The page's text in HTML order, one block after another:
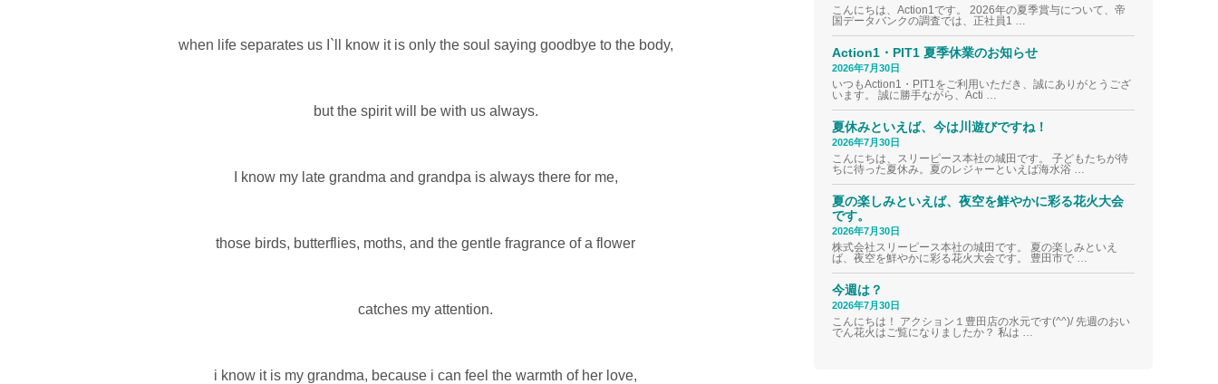
when life separates us I`ll know it is only the soul saying goodbye to the body,
but the spirit will be with us always.
I know my late grandma and grandpa is always there for me,
those birds, butterflies, moths, and the gentle fragrance of a flower
catches my attention.
i know it is my grandma, because i can feel the warmth of her love,
こんにちは、Action1です。 2026年の夏季賞与について、帝
国データバンクの調査では、正社員1 …
Action1・PIT1 夏季休業のお知らせ
2026年7月30日
いつもAction1・PIT1をご利用いただき、誠にありがとうござ
います。 誠に勝手ながら、Acti …
夏休みといえば、今は川遊びですね！
2026年7月30日
こんにちは、スリーピース本社の城田です。 子どもたちが待
ちに待った夏休み。夏のレジャーといえば海水浴 …
夏の楽しみといえば、夜空を鮮やかに彩る花火大会
です。
2026年7月30日
株式会社スリーピース本社の城田です。 夏の楽しみといえ
ば、夜空を鮮やかに彩る花火大会です。 豊田市で …
今週は？
2026年7月30日
こんにちは！ アクション１豊田店の水元です(^^)/ 先週のおい
でん花火はご覧になりましたか？ 私は …